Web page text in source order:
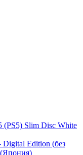
(PS5) Slim Disc White
Digital Edition (без
(Япония)